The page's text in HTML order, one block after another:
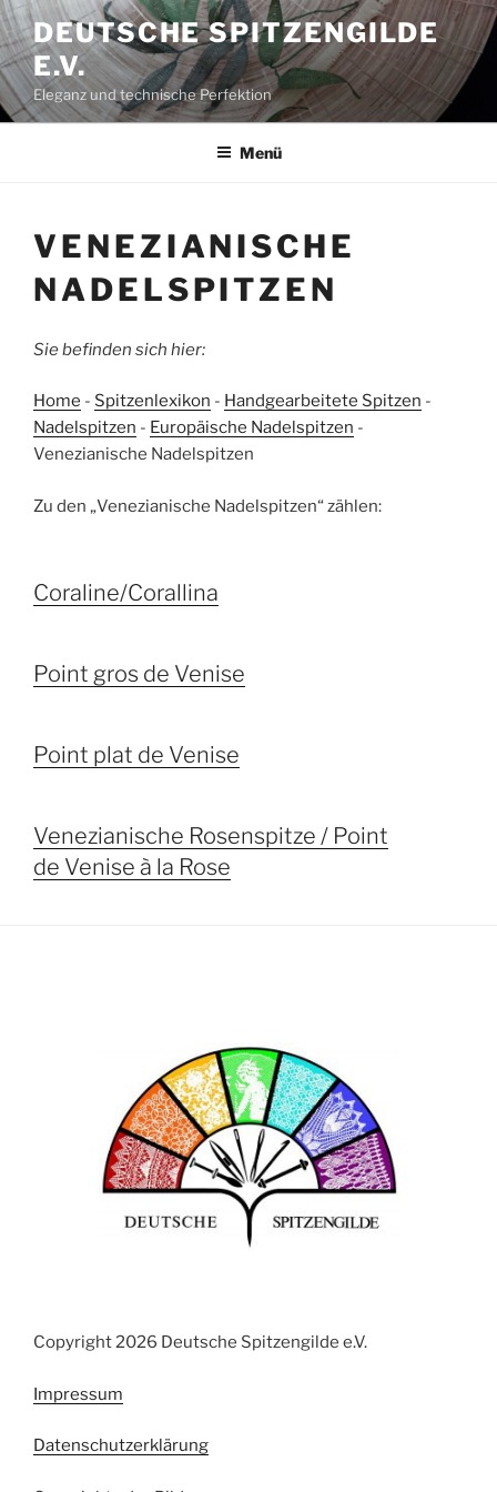
Zum
Inhalt
springen
DEUTSCHE SPITZENGILDE
E.V.
Eleganz und technische Perfektion
Menü
VENEZIANISCHE
NADELSPITZEN
Sie befinden sich hier:
Home - Spitzenlexikon - Handgearbeitete Spitzen -
Nadelspitzen - Europäische Nadelspitzen -
Venezianische Nadelspitzen
Zu den „Venezianische Nadelspitzen“ zählen:
Coraline/Corallina
Point gros de Venise
Point plat de Venise
Venezianische Rosenspitze / Point
de Venise à la Rose
Copyright 2026 Deutsche Spitzengilde e.V.
Impressum
Datenschutzerklärung